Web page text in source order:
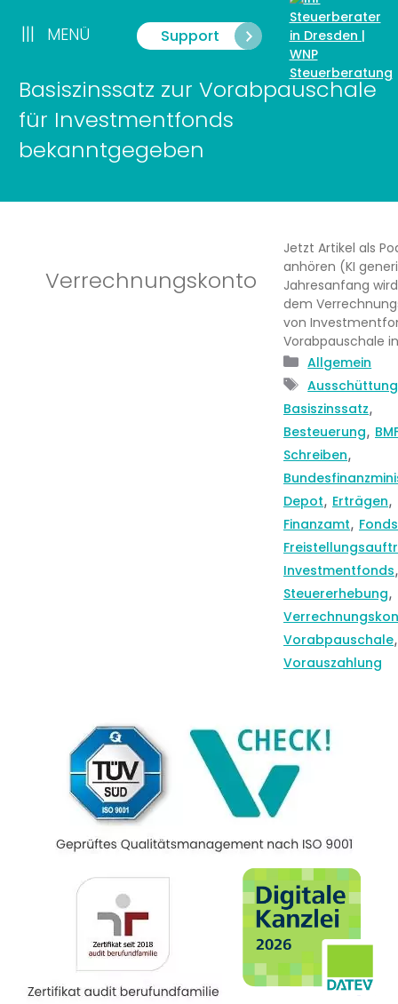
Inhalt
springen
Support
||| MENÜ
Basiszinssatz zur Vorabpauschale
für Investmentfonds
bekanntgegeben
Verrechnungskonto
Jetzt Artikel als
anhören (KI
Jahresanfang
dem
von
Vorabpauschale in
Kategorien
Allgemein
Basiszinssatz,
Besteuerung,
Schreiben,
Depot, Erträgen,
Finanzamt,
Investmentfonds,
Steuererhebung,
Vorabpauschale,
Vorauszahlung